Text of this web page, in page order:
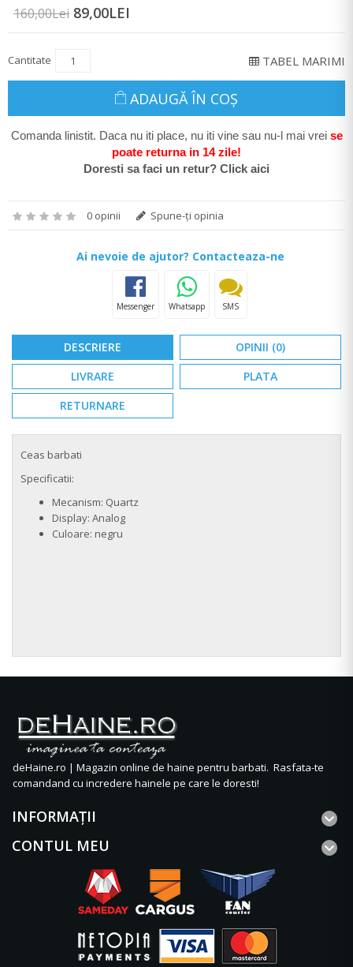
160,00Lei 89,00LEI
Cantitate TABEL MARIMI
ADAUGĂ ÎN COŞ
Comanda linistit. Daca nu iti place, nu iti vine sau nu-l mai vrei se
poate returna in 14 zile!
Doresti sa faci un retur? Click aici
0 opinii Spune-ţi opinia
Ai nevoie de ajutor? Contacteaza-ne
Messenger Whatsapp SMS
DESCRIERE
OPINII (0)
LIVRARE
PLATA
RETURNARE
Ceas barbati
Specificatii:
Mecanism: Quartz
Display: Analog
Culoare: negru
deHaine.ro | Magazin online de haine pentru barbati. Rasfata-te
comandand cu incredere hainele pe care le doresti!
INFORMAŢII
CONTUL MEU